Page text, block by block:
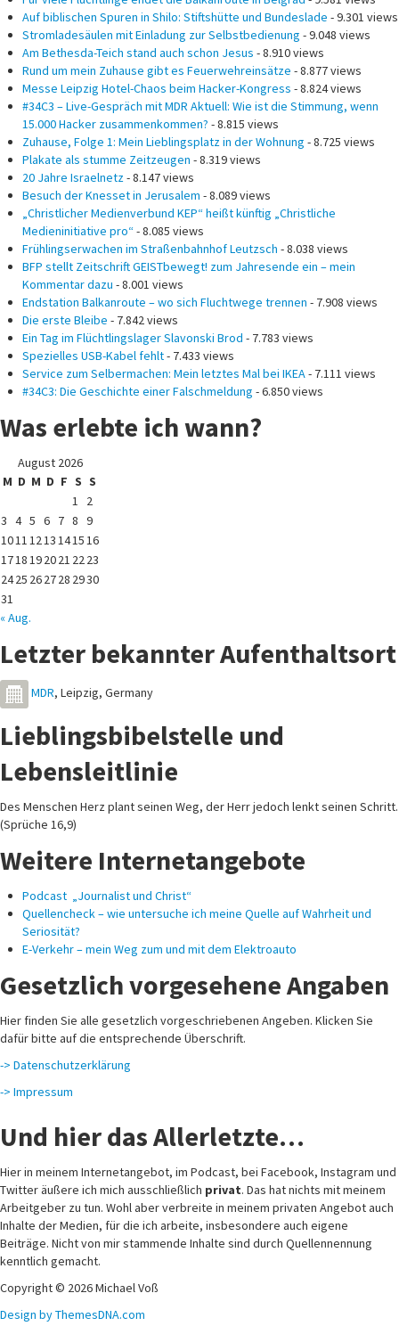
Auf biblischen Spuren in Shilo: Stiftshütte und Bundeslade - 9.301 views
Stromladesäulen mit Einladung zur Selbstbedienung - 9.048 views
Am Bethesda-Teich stand auch schon Jesus - 8.910 views
Rund um mein Zuhause gibt es Feuerwehreinsätze - 8.877 views
Messe Leipzig Hotel-Chaos beim Hacker-Kongress - 8.824 views
#34C3 – Live-Gespräch mit MDR Aktuell: Wie ist die Stimmung, wenn
15.000 Hacker zusammenkommen? - 8.815 views
Zuhause, Folge 1: Mein Lieblingsplatz in der Wohnung - 8.725 views
Plakate als stumme Zeitzeugen - 8.319 views
20 Jahre Israelnetz - 8.147 views
Besuch der Knesset in Jerusalem - 8.089 views
„Christlicher Medienverbund KEP“ heißt künftig „Christliche
Medieninitiative pro“- 8.085 views
Frühlingserwachen im Straßenbahnhof Leutzsch - 8.038 views
BFP stellt Zeitschrift GEISTbewegt! zum Jahresende ein – mein
Kommentar dazu - 8.001 views
Endstation Balkanroute – wo sich Fluchtwege trennen - 7.908 views
Die erste Bleibe - 7.842 views
Ein Tag im Flüchtlingslager Slavonski Brod - 7.783 views
Spezielles USB-Kabel fehlt- 7.433 views
Service zum Selbermachen: Mein letztes Mal bei IKEA - 7.111 views
#34C3: Die Geschichte einer Falschmeldung - 6.850 views
Was erlebte ich wann?
August 2026
M D M D F S S
1
2
3 4 5 6 7 8 9
1011 12 13 1415 16
1718 192021 22 23
2425 262728 2930
31
« Aug.
Letzter bekannter Aufenthaltsort
MDR, Leipzig, Germany
Lieblingsbibelstelle und
Lebensleitlinie
Des Menschen Herz plant seinen Weg, der Herr jedoch lenkt seinen Schritt.
(Sprüche 16,9)
Weitere Internetangebote
Podcast „Journalist und Christ“
Quellencheck – wie untersuche ich meine Quelle auf Wahrheit und
Seriosität?
E-Verkehr – mein Weg zum und mit dem Elektroauto
Gesetzlich vorgesehene Angaben
Hier finden Sie alle gesetzlich vorgeschriebenen Angeben. Klicken Sie
dafür bitte auf die entsprechende Überschrift.
-> Datenschutzerklärung
-> Impressum
Und hier das Allerletzte…
Hier in meinem Internetangebot, im Podcast, bei Facebook, Instagram und
Twitter äußere ich mich ausschließlich privat. Das hat nichts mit meinem
Arbeitgeber zu tun. Wohl aber verbreite in meinem privaten Angebot auch
Inhalte der Medien, für die ich arbeite, insbesondere auch eigene
Beiträge. Nicht von mir stammende Inhalte sind durch Quellennennung
kenntlich gemacht.
Copyright © 2026 Michael Voß
Design by ThemesDNA.com